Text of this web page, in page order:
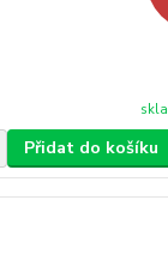
Přidat do košíku